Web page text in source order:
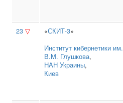
23 ▽ «СКИТ-3»
Институт кибернетики им.
В.М. Глушкова,
НАН Украины,
Киев